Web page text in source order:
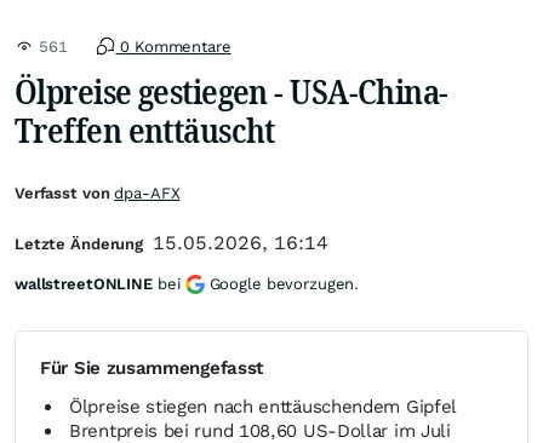
561 0 Kommentare
Ölpreise gestiegen - USA-China-
Treffen enttäuscht
Für Sie zusammengefasst
Ölpreise stiegen nach enttäuschendem Gipfel
Brentpreis bei rund 108,60 US-Dollar im Juli
Verfasst vondpa-AFX
Letzte Änderung 15.05.2026, 16:14
wallstreetONLINE bei Google bevorzugen.